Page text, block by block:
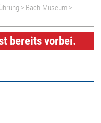
> Bach-Museum >
bereits vorbei.